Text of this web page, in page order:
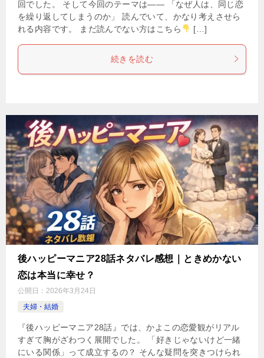
回でした。 そして今回のテーマは―― 「なぜ人は、同じ恋
を繰り返してしまうのか」 読んでいて、かなり考えさせら
れる内容です。 まだ読んでない方はこちら
[…]
続きを読む
後ハッピーマニア28話ネタバレ感想｜ときめかない
恋は本当に幸せ？
公開日： 2026年3月24日
夫婦・結婚
『後ハッピーマニア28話』では、かよこの恋愛観がリアル
すぎて胸がざわつく展開でした。 「好きじゃないけど一緒
にいる関係」って成立するの？ そんな疑問を突きつけられ